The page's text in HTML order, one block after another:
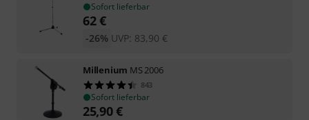
Sofort lieferbar
62€
UVP: 83,90 €
-26%
Millenium MS 2006
843
Sofort lieferbar
25,90€